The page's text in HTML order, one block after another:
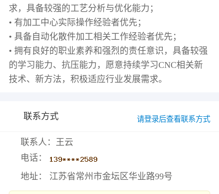
求，具备较强的工艺分析与优化能力；
• 有加工中心实际操作经验者优先；
• 具备自动化散件加工相关工作经验者优先；
• 拥有良好的职业素养和强烈的责任意识，具备较强
的学习能力、抗压能力，愿意持续学习CNC相关新
联系方式 请登录后查看联系方式
联系人：王云
电话：
地址： 江苏省常州市金坛区华业路99号